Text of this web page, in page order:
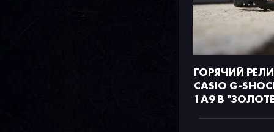
ГОРЯЧИЙ
CASIO G-
1A9 В